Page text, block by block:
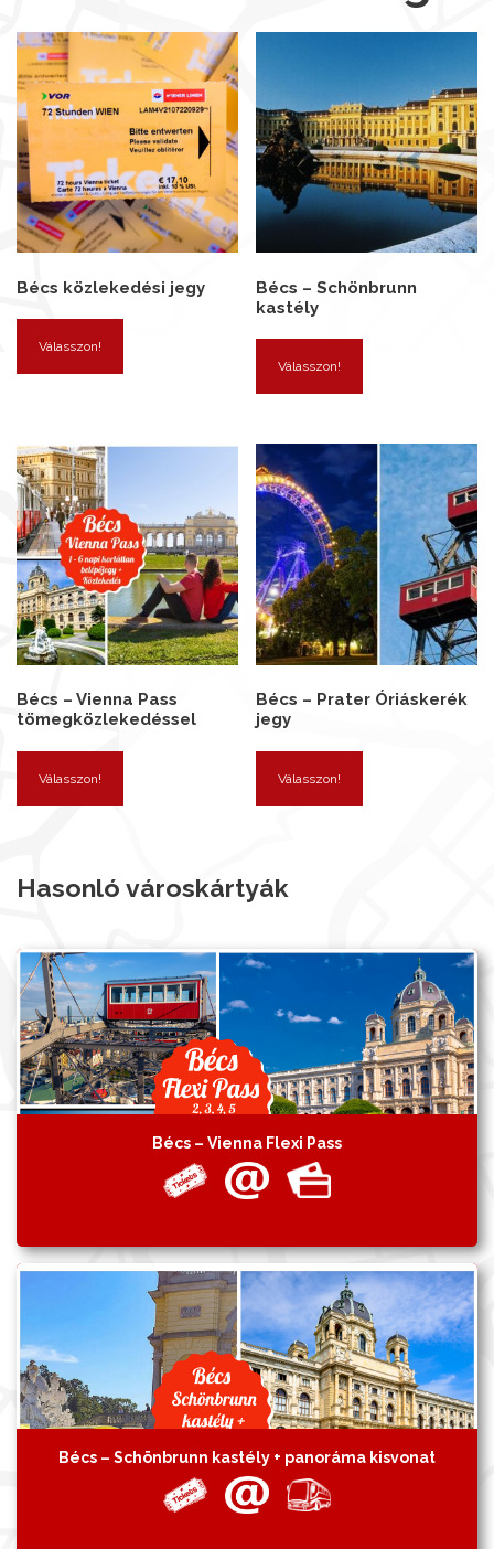
Bécs közlekedési jegy
Válasszon!
Bécs – Schönbrunn
kastély
Válasszon!
Bécs – Vienna Pass
tömegközlekedéssel
Válasszon!
Bécs – Prater Óriáskerék
jegy
Válasszon!
Hasonló városkártyák
Bécs – Vienna Flexi Pass
Bécs – Schönbrunn kastély + panoráma kisvonat